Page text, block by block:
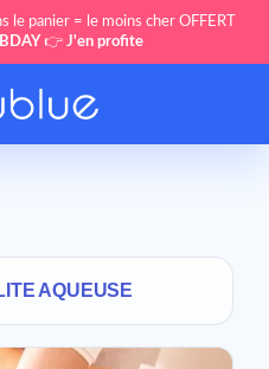
panier = le moins cher OFFERT
👉 J'en profite
AQUEUSE